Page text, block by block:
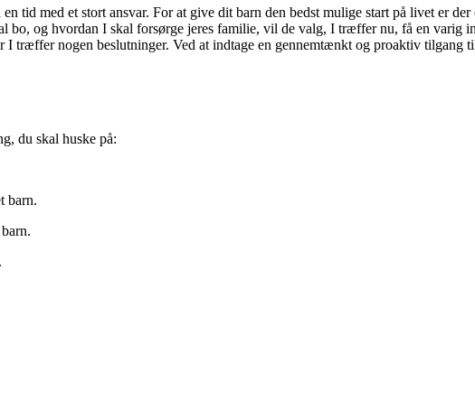
tid med et stort ansvar. For at give dit barn den bedst mulige start på livet er
bo, og hvordan I skal forsørge jeres familie, vil de valg, I træffer nu, få en varig
træffer nogen beslutninger. Ved at indtage en gennemtænkt og proaktiv
du skal huske på:
barn.